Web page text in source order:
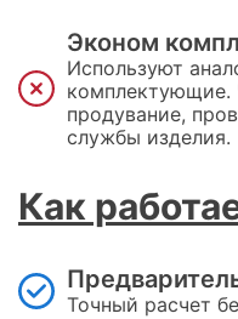
Как
Точный расчет
Эконом
Используют
комплектующие.
продувание,
службы изделия.